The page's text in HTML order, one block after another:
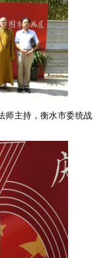
主持，衡水市委统战